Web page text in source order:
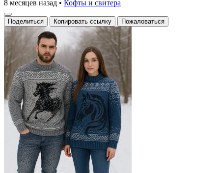
8 месяцев назад • Кофты и свитера
Поделиться Копировать ссылку Пожаловаться